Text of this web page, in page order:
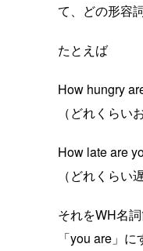
て、どの形容
たとえば
How hungry
（どれくらい
How late are
（どれくらい
それをWH名
「you are」